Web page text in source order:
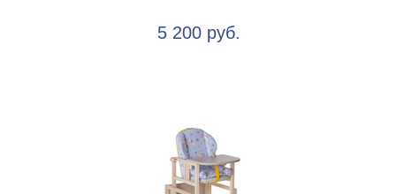
5 200 руб.